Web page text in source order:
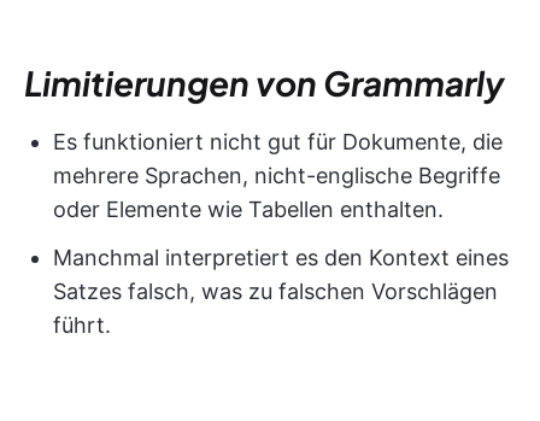
Limitierungen von Grammarly
Es funktioniert nicht gut für Dokumente, die
mehrere Sprachen, nicht-englische Begriffe
oder Elemente wie Tabellen enthalten.
Manchmal interpretiert es den Kontext eines
Satzes falsch, was zu falschen Vorschlägen
führt.